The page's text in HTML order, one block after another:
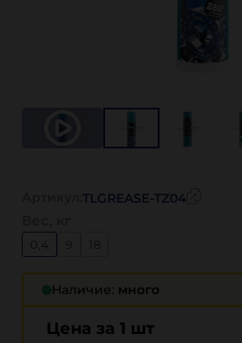
Наличие: много
Цена за 1 шт
TLGREASE-TZ04
18